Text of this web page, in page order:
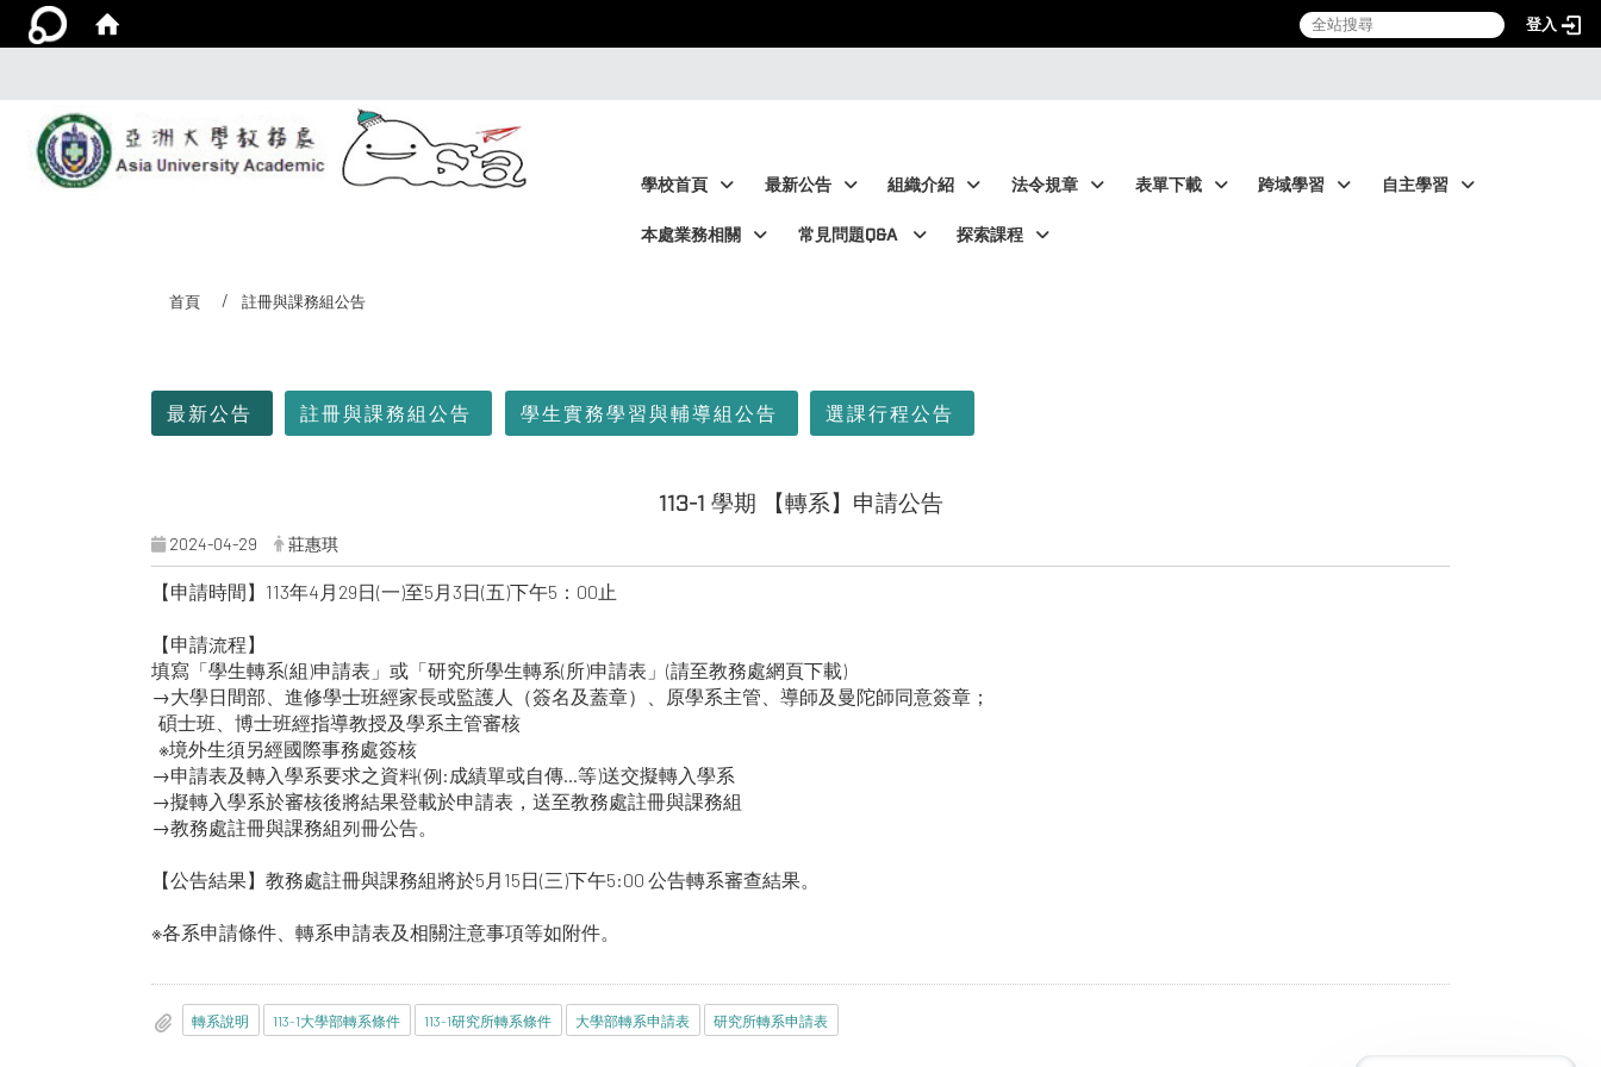
登入
學校首頁 最新公告 組織介紹 法令規章 表單下載 跨域學習 自主學習
本處業務相關 常見問題Q&A 探索課程
首頁 註冊與課務組公告
最新公告 註冊與課務組公告 學生實務學習與輔導組公告 選課行程公告
113-1 學期 【轉系】申請公告
2024-04-29 莊惠琪
【申請時間】113年4月29日(一)至5月3日(五)下午5：00止
【申請流程】
填寫「學生轉系(組)申請表」或「研究所學生轉系(所)申請表」(請至教務處網頁下載)
→大學日間部、進修學士班經家長或監護人（簽名及蓋章）、原學系主管、導師及曼陀師同意簽章；
碩士班、博士班經指導教授及學系主管審核
※境外生須另經國際事務處簽核
→申請表及轉入學系要求之資料(例:成績單或自傳…等)送交擬轉入學系
→擬轉入學系於審核後將結果登載於申請表，送至教務處註冊與課務組
→教務處註冊與課務組列冊公告。
【公告結果】教務處註冊與課務組將於5月15日(三)下午5:00 公告轉系審查結果。
※各系申請條件、轉系申請表及相關注意事項等如附件。
轉系說明 113-1大學部轉系條件 113-1研究所轉系條件 大學部轉系申請表 研究所轉系申請表